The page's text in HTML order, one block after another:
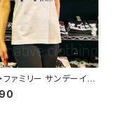
ファミリー サンデーイー
・シンドローム 日曜日
シャツ ホワイト パロデ